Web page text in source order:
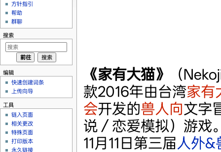
《家有大猫》
（
款2016年由台湾家有
会开发的兽人向文字
说／恋爱模拟）游戏
11月11日第三届人外&
方针指引
帮助
群聊
搜索
编辑
快速创建词条
上传向导
工具
链入页面
相关更改
特殊页面
打印版本
永久链接